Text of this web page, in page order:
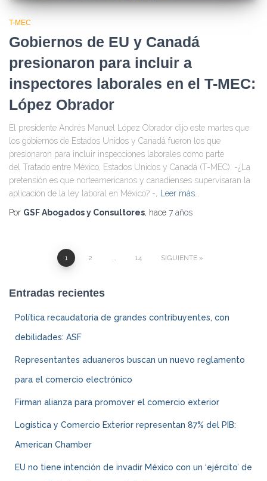
T-MEC
Gobiernos de EU y Canadá
presionaron para incluir a
inspectores laborales en el T-MEC:
López Obrador
El presidente Andrés Manuel López Obrador dijo este martes que
los gobiernos de Estados Unidos y Canadá fueron los que
presionaron para incluir inspecciones laborales como parte
del Tratado entre México, Estados Unidos y Canadá (T-MEC). -¿La
pretensión es que norteamericanos y canadienses supervisaran la
aplicación de la ley laboral en México? -,
Leer más…
Por GSF Abogados y Consultores, hace 7 años
Navegación
de
1 2 14 SIGUIENTE
Entradas recientes
Política recaudatoria de grandes contribuyentes, con
debilidades: ASF
Representantes aduaneros buscan un nuevo reglamento
para el comercio electrónico
Firman alianza para promover el comercio exterior
Logística y Comercio Exterior representan 87% del PIB:
American Chamber
EU no tiene intención de invadir México con un ‘ejército’ de